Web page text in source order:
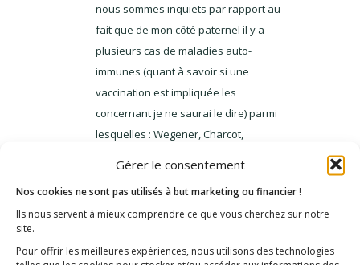
Gérer le consentement
Nos cookies ne sont pas utilisés à but marketing ou financier !
Ils nous servent à mieux comprendre ce que vous cherchez sur notre
site.
Pour offrir les meilleures expériences, nous utilisons des technologies
nous sommes inquiets par rapport au
fait que de mon côté paternel il y a
plusieurs cas de maladies auto-
immunes (quant à savoir si une
vaccination est impliquée les
concernant je ne saurai le dire) parmi
lesquelles : Wegener, Charcot,
n’ai de contact qu’avec un certain
nombre d’entre eux). Pour ma part c’est
soucis de santé jamais vraiment